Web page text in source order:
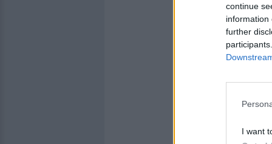
continue
information
further
I want